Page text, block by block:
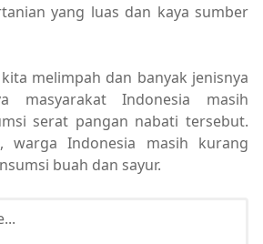
yang luas dan kaya sumber
melimpah dan banyak jenisnya
masyarakat Indonesia masih
serat pangan nabati tersebut.
warga Indonesia masih kurang
buah dan sayur.